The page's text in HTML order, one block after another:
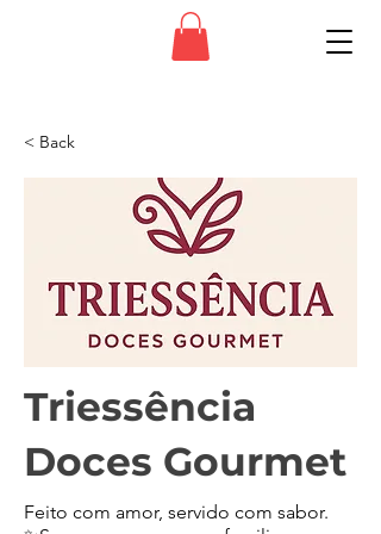
< Back
Triessência
Doces Gourmet
Feito com amor, servido com sabor.